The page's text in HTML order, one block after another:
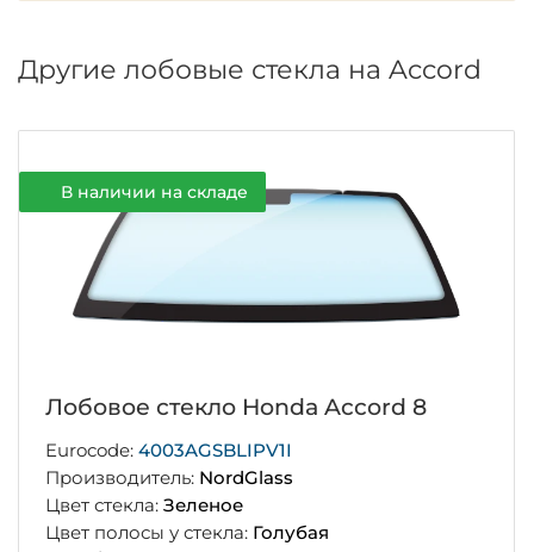
Другие лобовые стекла на Accord
В наличии на складе
Лобовое стекло Honda Accord 8
Eurocode:4003AGSBLIPV1I
Производитель: NordGlass
Цвет стекла:Зеленое
Цвет полосы у стекла: Голубая